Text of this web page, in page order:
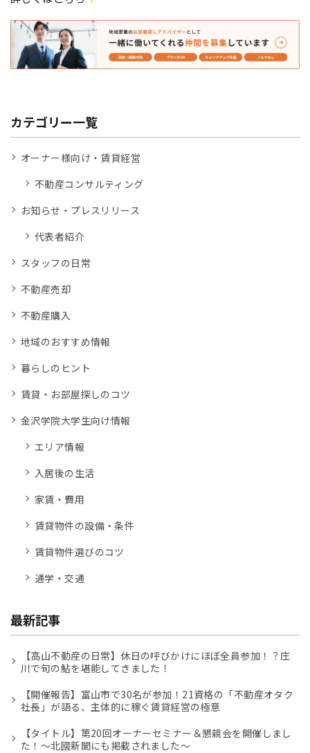
カテゴリー一覧
オーナー様向け・賃貸経営
不動産コンサルティング
お知らせ・プレスリリース
代表者紹介
スタッフの日常
不動産売却
不動産購入
地域のおすすめ情報
暮らしのヒント
賃貸・お部屋探しのコツ
金沢学院大学生向け情報
エリア情報
入居後の生活
家賃・費用
賃貸物件の設備・条件
賃貸物件選びのコツ
通学・交通
最新記事
【高山不動産の日常】休日の呼びかけにほぼ全員参加！？庄
川で旬の鮎を堪能してきました！
【開催報告】富山市で30名が参加！21資格の「不動産オタク
社長」が語る、主体的に稼ぐ賃貸経営の極意
【タイトル】第20回オーナーセミナー＆懇親会を開催しまし
た！〜北國新聞にも掲載されました〜